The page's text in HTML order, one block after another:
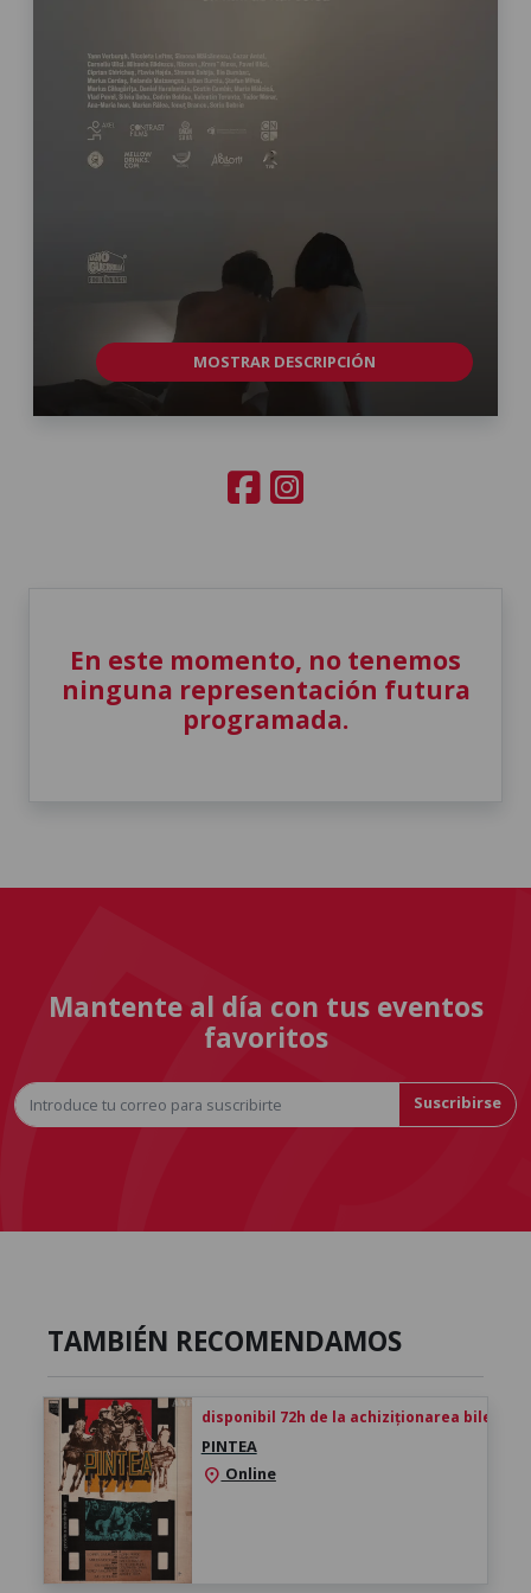
MOSTRAR DESCRIPCIÓN
En este momento, no tenemos
ninguna representación futura
programada.
Mantente al día con tus eventos
favoritos
Suscribirse
TAMBIÉN RECOMENDAMOS
disponibil 72h de la achiziționarea biletului
PINTEA
location_on Online